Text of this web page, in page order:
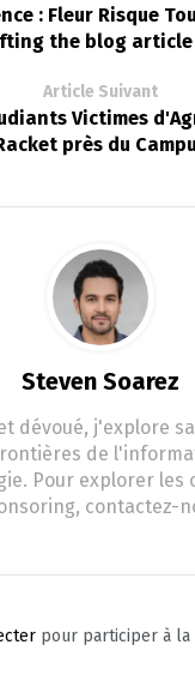
: Fleur Risque
the blog article
Article Suivant
Victimes
près du
Steven Soarez
dévoué, j'explore
de
Pour explorer les
contactez-
pour participer à la